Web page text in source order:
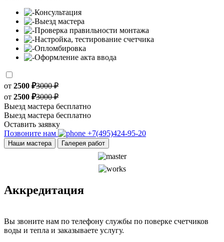
Консультация
Выезд мастера
Проверка правильности монтажа
Настройка, тестирование счетчика
Опломбировка
Оформление акта ввода
от 2500 ₽3000 ₽
от 2500 ₽3000 ₽
Выезд мастера бесплатно
Выезд мастера бесплатно
Оставить заявку
Позвоните нам
+7(495)424-95-20
Наши мастера Галерея работ
Аккредитация
Вы звоните нам по телефону службы по поверке счетчиков
воды и тепла и заказываете услугу.